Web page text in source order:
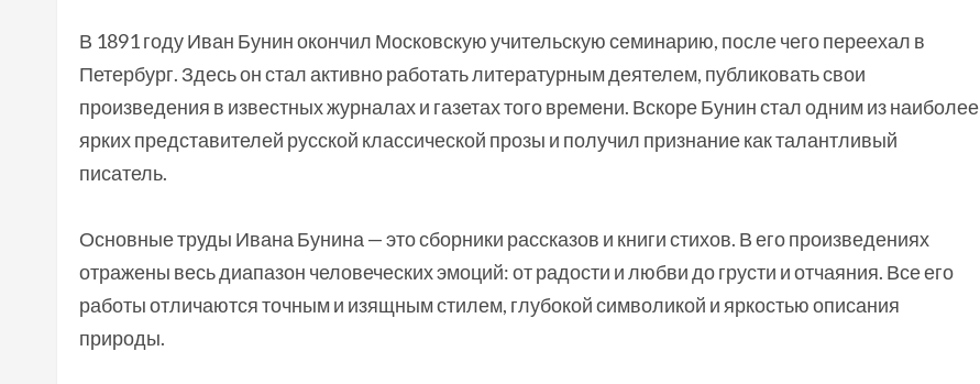
В 1891 году Иван Бунин окончил Московскую учительскую семинарию, после чего переехал в
Петербург. Здесь он стал активно работать литературным деятелем, публиковать свои
произведения в известных журналах и газетах того времени. Вскоре Бунин стал одним из наиболее
ярких представителей русской классической прозы и получил признание как талантливый
писатель.
Основные труды Ивана Бунина — это сборники рассказов и книги стихов. В его произведениях
отражены весь диапазон человеческих эмоций: от радости и любви до грусти и отчаяния. Все его
работы отличаются точным и изящным стилем, глубокой символикой и яркостью описания
природы.